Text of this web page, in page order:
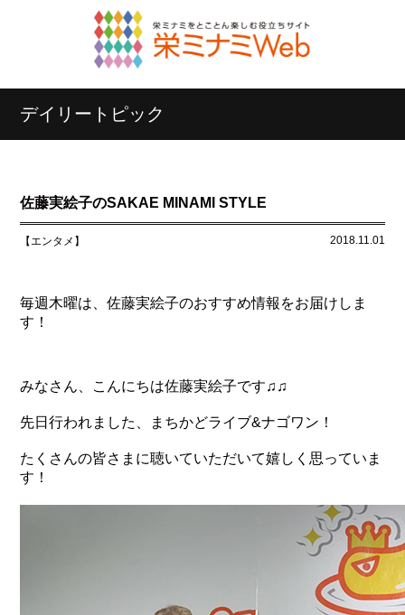
デイリートピック
佐藤実絵子のSAKAE MINAMI STYLE
【エンタメ】 2018.11.01
毎週木曜は、佐藤実絵子のおすすめ情報をお届けしま
す！
みなさん、こんにちは佐藤実絵子です♫♫
先日行われました、まちかどライブ&ナゴワン！
たくさんの皆さまに聴いていただいて嬉しく思っていま
す！